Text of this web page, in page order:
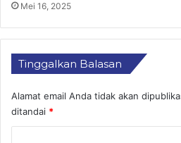
Mei 16, 2025
Tinggalkan Balasan
Alamat email Anda tidak akan
ditandai *